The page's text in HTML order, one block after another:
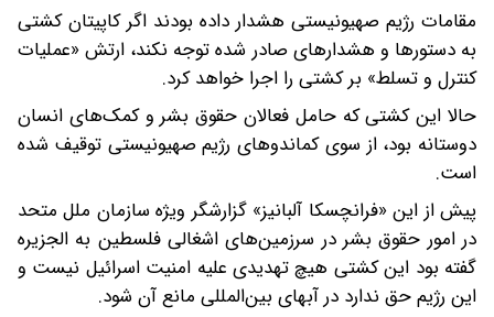
مقامات رژیم صهیونیستی هشدار داده بودند اگر کاپیتان کشتی
به دستورها و هشدارهای صادر شده توجه نکند، ارتش «عملیات
کنترل و تسلط» بر کشتی را اجرا خواهد کرد.
حالا این کشتی که حامل فعالان حقوق بشر و کمک‌های انسان
دوستانه بود، از سوی کماندوهای رژیم صهیونیستی توقیف شده
است.
پیش از این «فرانچسکا آلبانیز» گزارشگر ویژه سازمان ملل متحد
در امور حقوق بشر در سرزمین‌های اشغالی فلسطین به الجزیره
گفته بود این کشتی هیچ تهدیدی علیه امنیت اسرائیل نیست و
این رژیم حق ندارد در آبهای بین‌المللی مانع آن شود.